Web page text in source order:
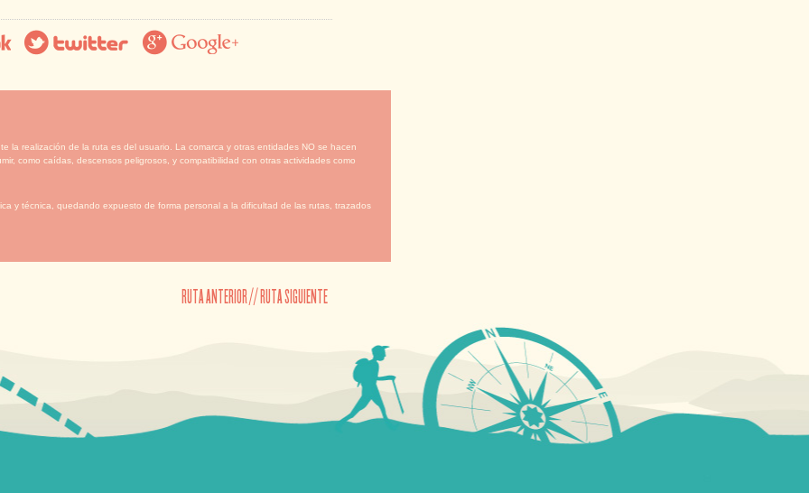
la realización de la ruta es del usuario. La comarca y otras entidades NO se hacen
como caídas, descensos peligrosos, y compatibilidad con otras actividades como
y técnica, quedando expuesto de forma personal a la dificultad de las rutas, trazados
RUTA ANTERIOR//RUTA SIGUIENTE